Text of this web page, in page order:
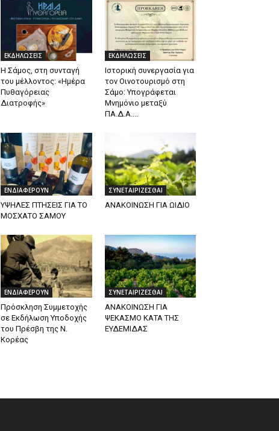
ΕΚΔΗΛΩΣΕΙΣ
Η Σάμος, στη συνταγή
του μέλλοντος: «Ημέρα
Πυθαγόρειας
Διατροφής»
ΕΚΔΗΛΩΣΕΙΣ
Ιστορική συνεργασία για
τον Οινοτουρισμό στη
Σάμο: Υπογράφεται
Μνημόνιο μεταξύ
ΠΑ.Δ.Α....
ΕΝΔΙΑΦΕΡΟΥΝ
ΥΨΗΛΕΣ ΠΤΗΣΕΙΣ ΓΙΑ ΤΟ
ΜΟΣΧΑΤΟ ΣΑΜΟΥ
ΣΥΝΕΤΑΙΡΙΖΕΣΘΑΙ
ΑΝΑΚΟΙΝΩΣΗ ΓΙΑ ΩΙΔΙΟ
ΕΝΔΙΑΦΕΡΟΥΝ
Πρόσκληση Συμμετοχής
σε Εκδήλωση Υποδοχής
του Πρέσβη της Ν.
Κορέας
ΣΥΝΕΤΑΙΡΙΖΕΣΘΑΙ
ΑΝΑΚΟΙΝΩΣΗ ΓΙΑ
ΨΕΚΑΣΜΟ ΚΑΤΑ ΤΗΣ
ΕΥΔΕΜΙΔΑΣ